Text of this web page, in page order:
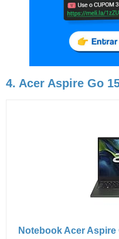
4. Acer Aspire Go
Notebook Acer Aspire